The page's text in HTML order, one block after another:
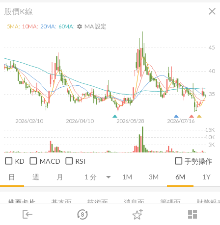
login dashboard
市場 登入
股價K線 close
日 週 月 1M 3M 6M 1Y
2026/02/10 2026/04/10 2026/05/28 2026/07/16
35
40
45
5K
10K
15K
5MA: 10MA: 20MA: 60MA: settings MA 設定
KD MACD RSI 手勢操作
推薦卡片 基本面 技術面 消息面 籌碼面 財務報
營收